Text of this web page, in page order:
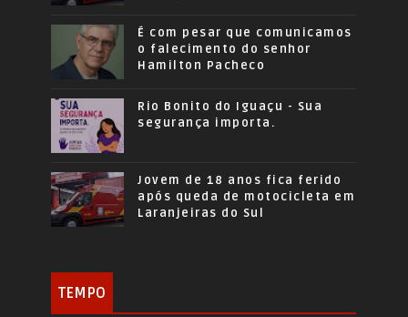
É com pesar que comunicamos
o falecimento do senhor
Hamilton Pacheco
Rio Bonito do Iguaçu - Sua
segurança importa.
Jovem de 18 anos fica ferido
após queda de motocicleta em
Laranjeiras do Sul
TEMPO